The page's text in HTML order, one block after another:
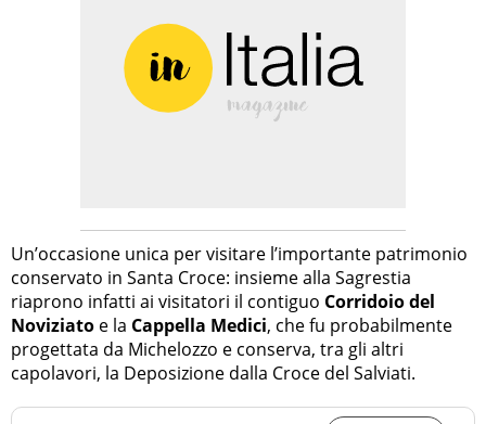
Un’occasione unica per visitare l’importante patrimonio
conservato in Santa Croce: insieme alla Sagrestia
riaprono infatti ai visitatori il contiguo Corridoio del
Noviziato e la Cappella Medici, che fu probabilmente
progettata da Michelozzo e conserva, tra gli altri
capolavori, la Deposizione dalla Croce del Salviati.